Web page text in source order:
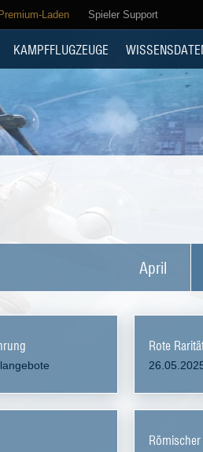
Premium-Laden Spieler Support
KAMPFFLUGZEUGE
April
Rote